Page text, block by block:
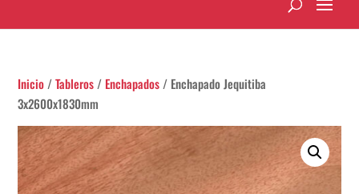
Inicio /Tableros / Enchapados / Enchapado Jequitiba
3x2600x1830mm